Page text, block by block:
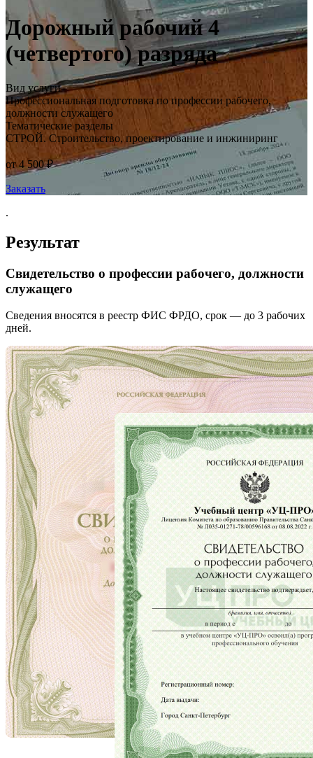
Дорожный рабочий 4
(четвертого) разряда
Вид услуги
Профессиональная подготовка по профессии рабочего,
должности служащего
Тематические разделы
СТРОЙ. Строительство, проектирование и инжиниринг
от 4 500 ₽
Заказать
.
Результат
Свидетельство о профессии рабочего, должности
служащего
Сведения вносятся в реестр ФИС ФРДО, срок — до 3 рабочих
дней.